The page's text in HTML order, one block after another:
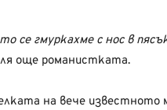
се гмуркахме с нос в
още романистката.
на вече известното